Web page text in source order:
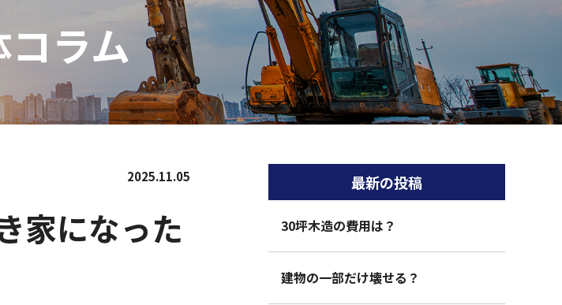
ラム
2025.11.05
家になった
最新の投稿
30坪木造の費用は？
建物の一部だけ壊せる？